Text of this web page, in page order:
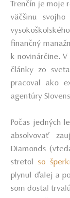
Trenčín je moje
väčšinu
finančný
k novinárčine.
články zo
pracoval ako
agentúry
Počas jedných
absolvovať
Diamonds
stretol
so
plynul ďalej a
som dostal